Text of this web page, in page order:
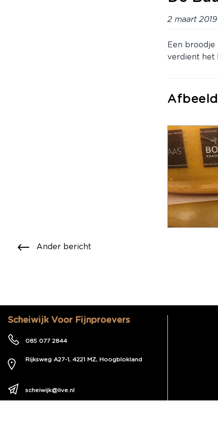
2 maart 2019
Een
verdient het
Ander bericht
Scheiwijk Voor Fijnproevers
085 077 2844
Rijksweg A27-1, 4221 MZ, Hoogblokland
scheiwijk@live.nl